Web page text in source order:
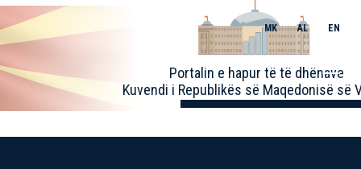
Portalin e hapur të të dhënave
Kuvendi i Republikës së Maqedonisë së
MK AL EN
Toggle